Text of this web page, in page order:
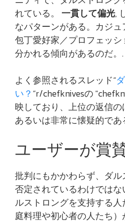
れている。 一貫して偏光,
なパターンがある。カジ
包丁愛好家／プロフェッ
分かれる傾向があるのだ。.
よく参照されるスレッド“
い？ ”r/chefknivesの
映しており、上位の返信の
あるいは非常に懐疑的であ
ユーザーが賞
批判にもかかわらず、ダ
否定されているわけでは
ルストロングを支持する
庭料理や初心者の人たち